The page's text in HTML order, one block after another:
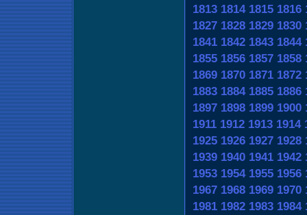
1813 1814 1815 1816
1827 1828 1829 1830
1841 1842 1843 1844
1855 1856 1857 1858
1869 1870 1871 1872
1883 1884 1885 1886
1897 1898 1899 1900
1911 1912 1913 1914
1925 1926 1927 1928
1939 1940 1941 1942
1953 1954 1955 1956
1967 1968 1969 1970
1981 1982 1983 1984